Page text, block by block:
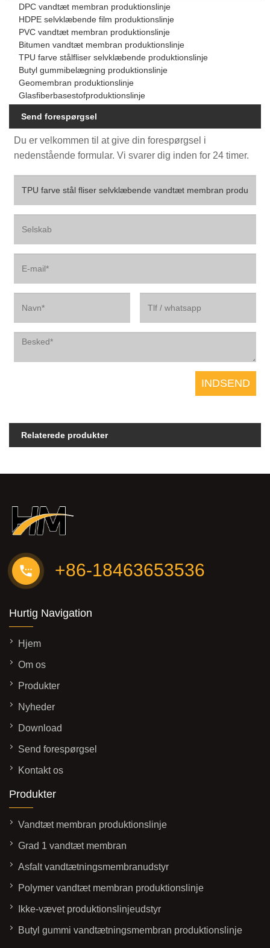
DPC vandtæt membran produktionslinje
HDPE selvklæbende film produktionslinje
PVC vandtæt membran produktionslinje
Bitumen vandtæt membran produktionslinje
TPU farve stålfliser selvklæbende produktionslinje
Butyl gummibelægning produktionslinje
Geomembran produktionslinje
Glasfiberbasestofproduktionslinje
Send forespørgsel
Du er velkommen til at give din forespørgsel i
nedenstående formular. Vi svarer dig inden for 24 timer.
Relaterede produkter
+86-18463653536
Hurtig Navigation
Hjem
Om os
Produkter
Nyheder
Download
Send forespørgsel
Kontakt os
Produkter
Vandtæt membran produktionslinje
Grad 1 vandtæt membran
Asfalt vandtætningsmembranudstyr
Polymer vandtæt membran produktionslinje
Ikke-vævet produktionslinjeudstyr
Butyl gummi vandtætningsmembran produktionslinje